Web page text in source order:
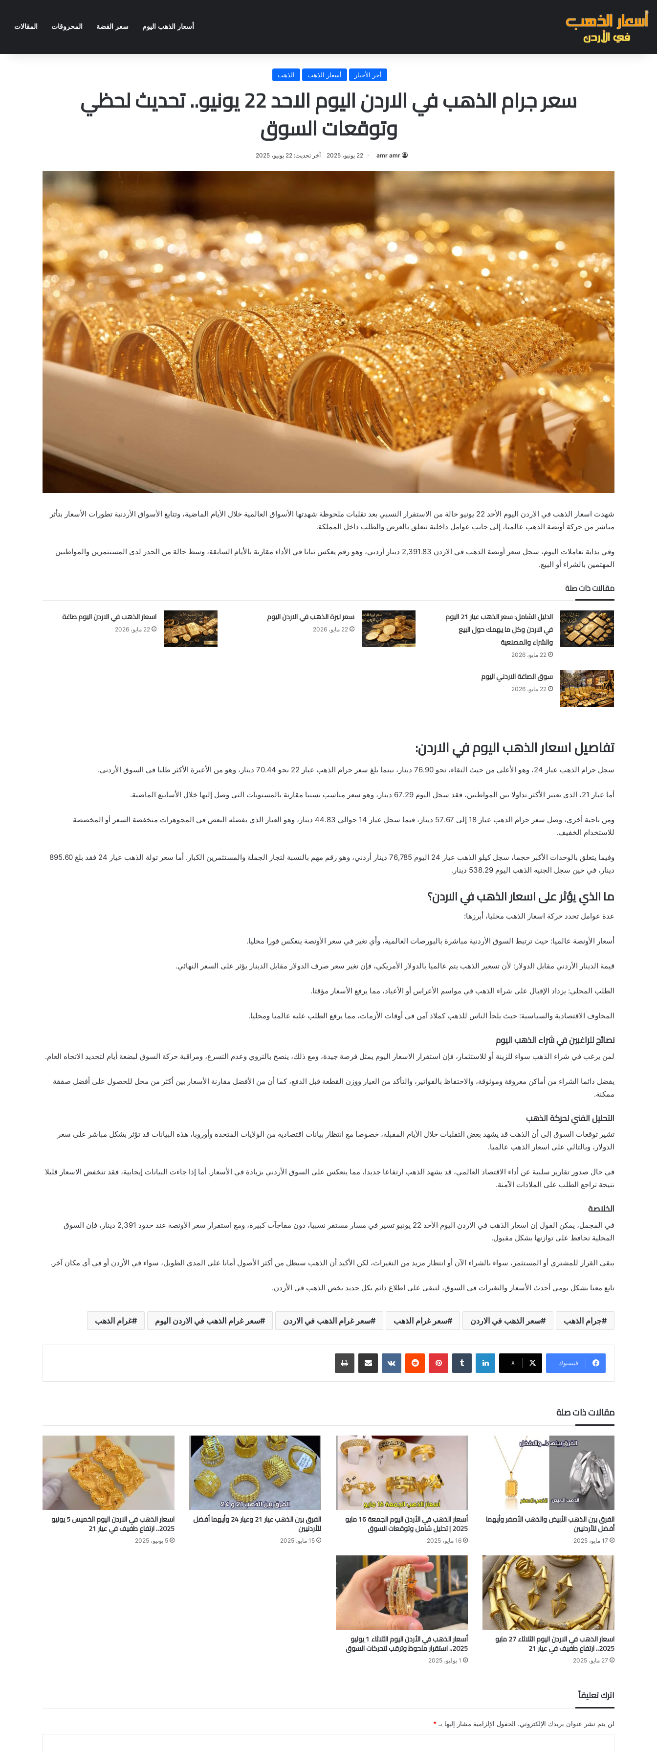
أسعار الذهب اليوم سعر الفضة المحروقات المقالات
أخر الأخبار أسعار الذهب الذهب
سعر جرام الذهب في الاردن اليوم الاحد 22 يونيو.. تحديث لحظي
وتوقعات السوق
amr amr 22 يونيو، 2025 آخر تحديث: 22 يونيو، 2025
شهدت اسعار الذهب في الاردن اليوم الأحد 22 يونيو حالة من الاستقرار النسبي بعد تقلبات ملحوظة شهدتها الأسواق العالمية خلال الأيام الماضية، وتتابع الأسواق الأردنية تطورات الأسعار بتأثر
مباشر من حركة أونصة الذهب عالميا، إلى جانب عوامل داخلية تتعلق بالعرض والطلب داخل المملكة.
وفي بداية تعاملات اليوم، سجل سعر أونصة الذهب في الاردن 2,391.83 دينار أردني، وهو رقم يعكس ثباتا في الأداء مقارنة بالأيام السابقة، وسط حالة من الحذر لدى المستثمرين والمواطنين
المهتمين بالشراء أو البيع.
مقالات ذات صلة
الدليل الشامل: سعر الذهب عيار 21 اليوم
في الاردن وكل ما يهمك حول البيع
والشراء والمصنعية
22 مايو، 2026
سعر ليرة الذهب في الاردن اليوم
22 مايو، 2026
اسعار الذهب في الاردن اليوم صاغة
22 مايو، 2026
سوق الصاغة الاردني اليوم
22 مايو، 2026
تفاصيل اسعار الذهب اليوم في الاردن:
سجل جرام الذهب عيار 24، وهو الأعلى من حيث النقاء، نحو 76.90 دينار، بينما بلغ سعر جرام الذهب عيار 22 نحو 70.44 دينار، وهو من الأعيرة الأكثر طلبا في السوق الأردني.
أما عيار 21، الذي يعتبر الأكثر تداولا بين المواطنين، فقد سجل اليوم 67.29 دينار، وهو سعر مناسب نسبيا مقارنة بالمستويات التي وصل إليها خلال الأسابيع الماضية.
ومن ناحية أخرى، وصل سعر جرام الذهب عيار 18 إلى 57.67 دينار، فيما سجل عيار 14 حوالي 44.83 دينار، وهو العيار الذي يفضله البعض في المجوهرات منخفضة السعر أو المخصصة
للاستخدام الخفيف.
وفيما يتعلق بالوحدات الأكبر حجما، سجل كيلو الذهب عيار 24 اليوم 76,785 دينار أردني، وهو رقم مهم بالنسبة لتجار الجملة والمستثمرين الكبار. أما سعر تولة الذهب عيار 24 فقد بلغ 895.60
دينار، في حين سجل الجنيه الذهب اليوم 538.29 دينار.
ما الذي يؤثر على اسعار الذهب في الاردن؟
عدة عوامل تحدد حركة اسعار الذهب محليا، أبرزها:
أسعار الأونصة عالميا: حيث ترتبط السوق الأردنية مباشرة بالبورصات العالمية، وأي تغير في سعر الأونصة ينعكس فورا محليا.
قيمة الدينار الأردني مقابل الدولار: لأن تسعير الذهب يتم عالميا بالدولار الأمريكي، فإن تغير سعر صرف الدولار مقابل الدينار يؤثر على السعر النهائي.
الطلب المحلي: يزداد الإقبال على شراء الذهب في مواسم الأعراس أو الأعياد، مما يرفع الأسعار مؤقتا.
المخاوف الاقتصادية والسياسية: حيث يلجأ الناس للذهب كملاذ آمن في أوقات الأزمات، مما يرفع الطلب عليه عالميا ومحليا.
نصائح للراغبين في شراء الذهب اليوم
لمن يرغب في شراء الذهب سواء للزينة أو للاستثمار، فإن استقرار الاسعار اليوم يمثل فرصة جيدة، ومع ذلك، ينصح بالتروي وعدم التسرع، ومراقبة حركة السوق لبضعة أيام لتحديد الاتجاه العام.
يفضل دائما الشراء من أماكن معروفة وموثوقة، والاحتفاظ بالفواتير، والتأكد من العيار ووزن القطعة قبل الدفع، كما أن من الأفضل مقارنة الأسعار بين أكثر من محل للحصول على أفضل صفقة
ممكنة.
التحليل الفني لحركة الذهب
تشير توقعات السوق إلى أن الذهب قد يشهد بعض التقلبات خلال الأيام المقبلة، خصوصا مع انتظار بيانات اقتصادية من الولايات المتحدة وأوروبا، هذه البيانات قد تؤثر بشكل مباشر على سعر
الدولار، وبالتالي على اسعار الذهب عالميا.
في حال صدور تقارير سلبية عن أداء الاقتصاد العالمي، قد يشهد الذهب ارتفاعا جديدا، مما ينعكس على السوق الأردني بزيادة في الأسعار. أما إذا جاءت البيانات إيجابية، فقد تنخفض الاسعار قليلا
نتيجة تراجع الطلب على الملاذات الآمنة.
الخلاصة
في المجمل، يمكن القول إن اسعار الذهب في الاردن اليوم الأحد 22 يونيو تسير في مسار مستقر نسبيا، دون مفاجآت كبيرة، ومع استقرار سعر الأونصة عند حدود 2,391 دينار، فإن السوق
المحلية تحافظ على توازنها بشكل مقبول.
يبقى القرار للمشتري أو المستثمر، سواء بالشراء الآن أو انتظار مزيد من التغيرات، لكن الأكيد أن الذهب سيظل من أكثر الأصول أمانا على المدى الطويل، سواء في الأردن أو في أي مكان آخر.
تابع معنا بشكل يومي أحدث الأسعار والتغيرات في السوق، لتبقى على اطلاع دائم بكل جديد يخص الذهب في الأردن.
جرام الذهب سعر الذهب في الاردن سعر غرام الذهب سعر غرام الذهب في الاردن سعر غرام الذهب في الاردن اليوم غرام الذهب
فيسبوك ‫X
لينكدإن بينتيريست مشاركة عبر البريد طباعة
مقالات ذات صلة
الفرق بين الذهب الأبيض والذهب الأصفر وأيهما
أفضل للأردنيين
17 مايو، 2025
أسعار الذهب في الأردن اليوم الجمعة 16 مايو
2025 | تحليل شامل وتوقعات السوق
16 مايو، 2025
الفرق بين الذهب عيار 21 وعيار 24 وأيهما أفضل
للأردنيين
15 مايو، 2025
اسعار الذهب في الاردن اليوم الخميس 5 يونيو
2025.. ارتفاع طفيف في عيار 21
5 يونيو، 2025
اسعار الذهب في الاردن اليوم الثلاثاء 27 مايو
2025.. ارتفاع طفيف في عيار 21
27 مايو، 2025
أسعار الذهب في الأردن اليوم الثلاثاء 1 يوليو
2025.. استقرار ملحوظ وترقب لتحركات السوق
1 يوليو، 2025
اترك تعليقاً
لن يتم نشر عنوان بريدك الإلكتروني. الحقول الإلزامية مشار إليها بـ *